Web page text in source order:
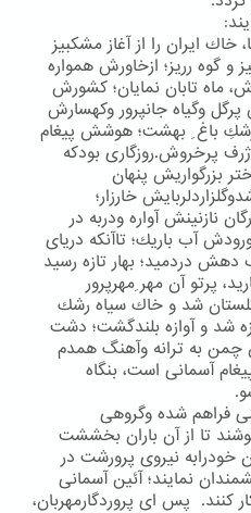
خاك ایران را از آغاز مشكبیز
گوه رریز؛ ازخاورش همواره
ماه تابان نمایان؛ كشورش
وگیاه جانپرور وكهسارش
رشكِ باغ ِ بهشت؛ هوشش پیغام
پرخروش.روزگاری بودكه
پنهان
خارزار؛
نازنینش آواره ودربه در
آب باریك؛ تاآنكه دریای
دردمید؛ بهار تازه رسید
پرتو آن مهر ِمهرپرور
گلستان شد و خاك سیاه رشك
شد و آوازه بلندگشت؛ دشت
چمن به ترانه وآهنگ همدم
آسمانی است، بنگاه
فراهم شده وگروهی
تا از آن باران بخششت
خودرابه نیروی پرورشت در
نمایند؛ آئین آسمانی
كنند. پس ای پروردگارمهربان،